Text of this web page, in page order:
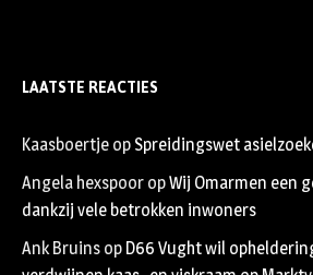
LAATSTE REACTIES
Kaasboertje op Spreidingswet
Angela hexspoor opWij Omarmen een
dankzij vele betrokken inwoners
Ank Bruins op D66 Vught wil